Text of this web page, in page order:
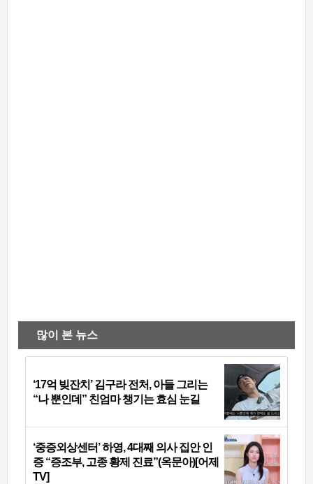
많이 본 뉴스
‘17억 빚잔치’ 김구라 전처, 아들 그리는
“나 뿐인데” 친엄마 챙기는 효심 눈길
‘중증외상센터’ 하영, 4대째 의사 집안 인
증 “증조부, 고종 황제 진료”(옥문아)[어제
TV]